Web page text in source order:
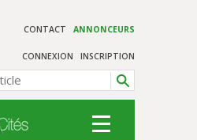
CONTACT ANNONCEURS
CONNEXION INSCRIPTION